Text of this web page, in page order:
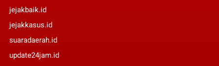
jejakbaik.id
jejakkasus.id
suaradaerah.id
update24jam.id